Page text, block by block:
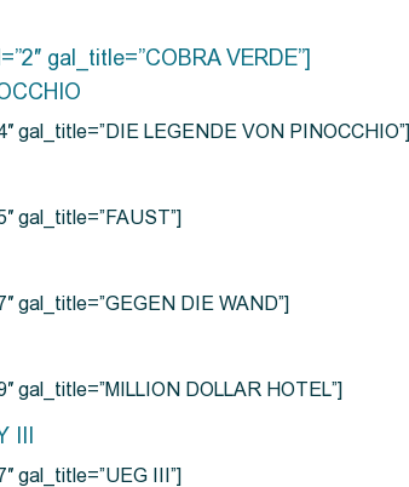
gal_title=”COBRA VERDE”]
gal_title=”DIE LEGENDE VON PINOCCHIO”]
gal_title=”FAUST”]
gal_title=”GEGEN DIE WAND”]
gal_title=”MILLION DOLLAR HOTEL”]
III
gal_title=”UEG III”]